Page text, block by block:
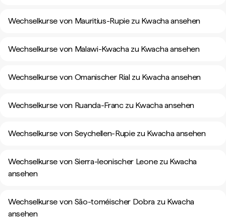
Wechselkurse von Mauritius-Rupie zu Kwacha ansehen
Wechselkurse von Malawi-Kwacha zu Kwacha ansehen
Wechselkurse von Omanischer Rial zu Kwacha ansehen
Wechselkurse von Ruanda-Franc zu Kwacha ansehen
Wechselkurse von Seychellen-Rupie zu Kwacha ansehen
Wechselkurse von Sierra-leonischer Leone zu Kwacha
ansehen
Wechselkurse von São-toméischer Dobra zu Kwacha
ansehen